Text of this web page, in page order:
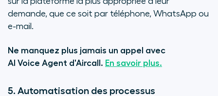
demande, que ce soit par téléphone, WhatsApp ou
e-mail.
Ne manquez plus jamais un appel avec
AI Voice Agent d'Aircall. En savoir plus.
5. Automatisation des processus